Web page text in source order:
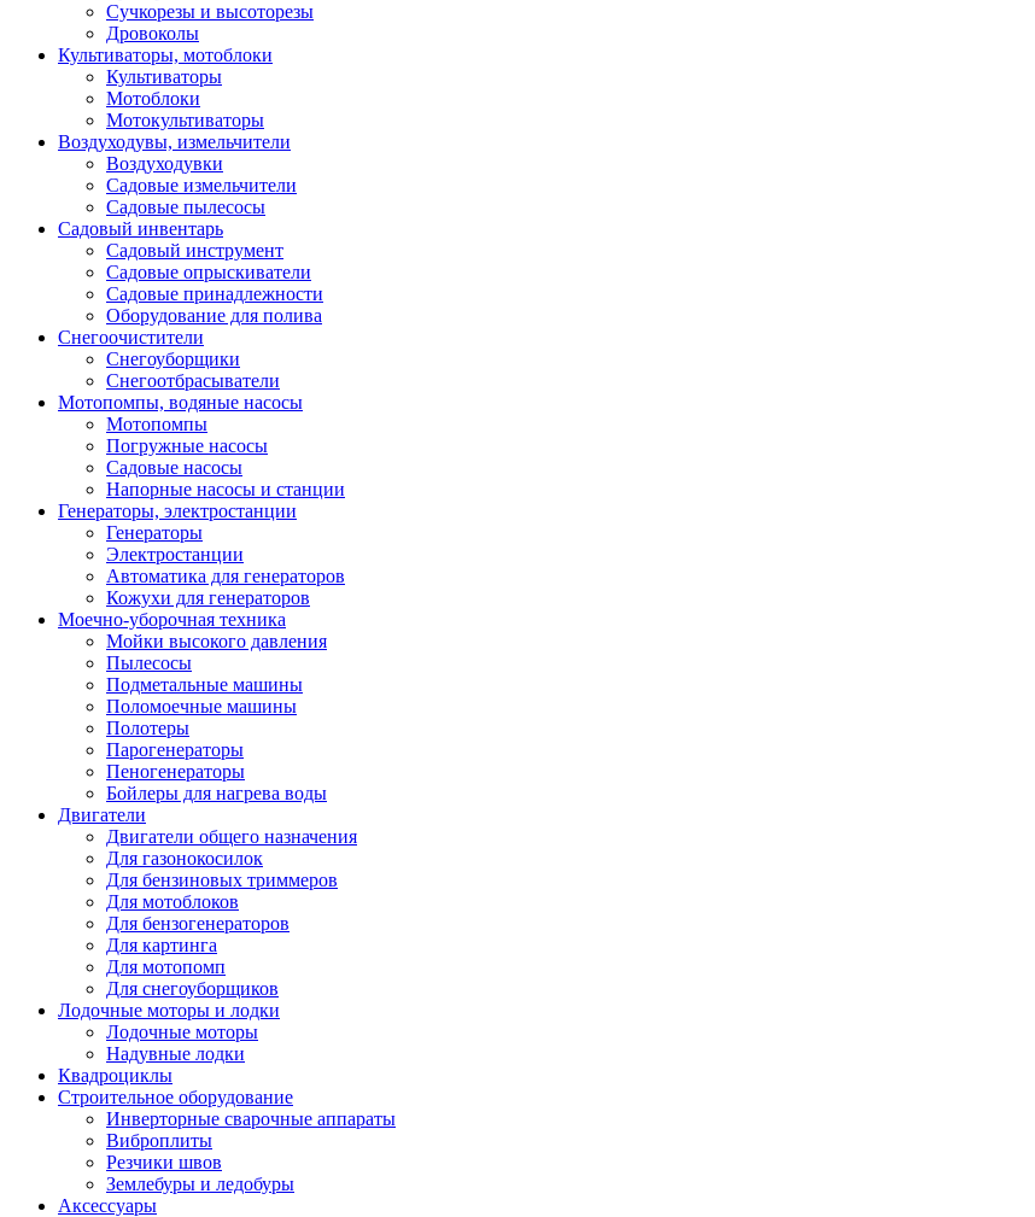
Сучкорезы и высоторезы
Дровоколы
Культиваторы, мотоблоки
Культиваторы
Мотоблоки
Мотокультиваторы
Воздуходувы, измельчители
Воздуходувки
Садовые измельчители
Садовые пылесосы
Садовый инвентарь
Садовый инструмент
Садовые опрыскиватели
Садовые принадлежности
Оборудование для полива
Снегоочистители
Снегоуборщики
Снегоотбрасыватели
Мотопомпы, водяные насосы
Мотопомпы
Погружные насосы
Садовые насосы
Напорные насосы и станции
Генераторы, электростанции
Генераторы
Электростанции
Автоматика для генераторов
Кожухи для генераторов
Моечно-уборочная техника
Мойки высокого давления
Пылесосы
Подметальные машины
Поломоечные машины
Полотеры
Парогенераторы
Пеногенераторы
Бойлеры для нагрева воды
Двигатели
Двигатели общего назначения
Для газонокосилок
Для бензиновых триммеров
Для мотоблоков
Для бензогенераторов
Для картинга
Для мотопомп
Для снегоуборщиков
Лодочные моторы и лодки
Лодочные моторы
Надувные лодки
Квадроциклы
Строительное оборудование
Инверторные сварочные аппараты
Виброплиты
Резчики швов
Землебуры и ледобуры
Аксессуары